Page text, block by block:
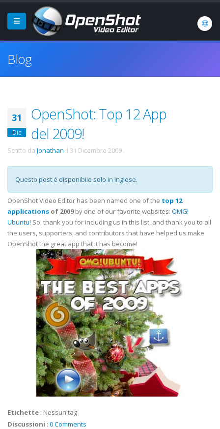
Blog
31
Dic
OpenShot: Top 12 App
del 2009!
Scritto da Jonathan il 31 Dicembre 2009 .
Questo post è disponibile solo in inglese.
OpenShot Video Editor has been named one of the top 12
applications of 2009by one of our favorite websites: OMG!
Ubuntu! So, thank you for including us in this list, and thank you to all
the users, supporters, and contributors that have helped us make
OpenShot the great app that it has become!
Etichette : Nessun tag
Discussioni : 0 Comments